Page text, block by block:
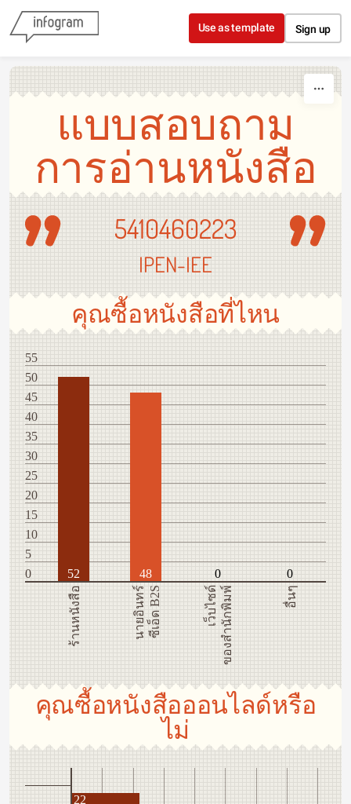
Skip to content
Use as template Sign up
แบบสอบถาม
การอ่านหนังสือ
5410460223
IPEN-IEE
คุณซื้อหนังสือที่ไหน
55
50
45
40
35
30
25
20
15
10
5
0
ร้านหนังสือ นายอินทร์ซีเอ็ด B2S เว็บไซด์ของสำนักพิมพ์ อื่นๆ
52 48 0 0
คุณซื้อหนังสือออนไลด์หรือ
ไม่
22